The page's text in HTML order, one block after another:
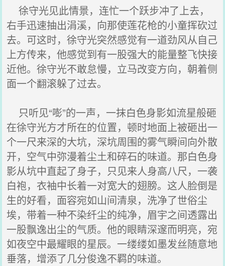
徐守光见此情景，连忙一个跃步冲了上去，
右手迅速抽出涓溪，向那使莲花枪的小童挥砍过
去。可这时，徐守光突然感觉有一道劲风从自己
上方传来，他感觉到有一股强大的能量整飞快接
近他。徐守光不敢怠慢，立马改变方向，朝着侧
面一个翻滚躲了过去。
只听见“嘭”的一声，一抹白色身影如流星般砸
在徐守光方才所在的位置，顿时地面上被砸出一
个一尺来深的大坑，深坑周围的雾气瞬间向外散
开，空气中弥漫着尘土和碎石的味道。那白色身
影从坑中直起了身子，只见来人身高八尺，一袭
白袍，衣袖中长着一对宽大的翅膀。这人脸倒是
生的好看，面容宛如山间清泉，洗净了世俗尘
埃，带着一种不染纤尘的纯净，眉宇之间透露出
一股飘逸出尘的气质。他的眼睛深邃而明亮，宛
如夜空中最耀眼的星辰。一缕缕如墨发丝随意地
垂落，增添了几分俊逸不羁的味道。